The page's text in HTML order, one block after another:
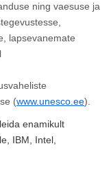
ning vaesuse ja
lapsevanemate
(www.unesco.ee).
enamikult
IBM, Intel,